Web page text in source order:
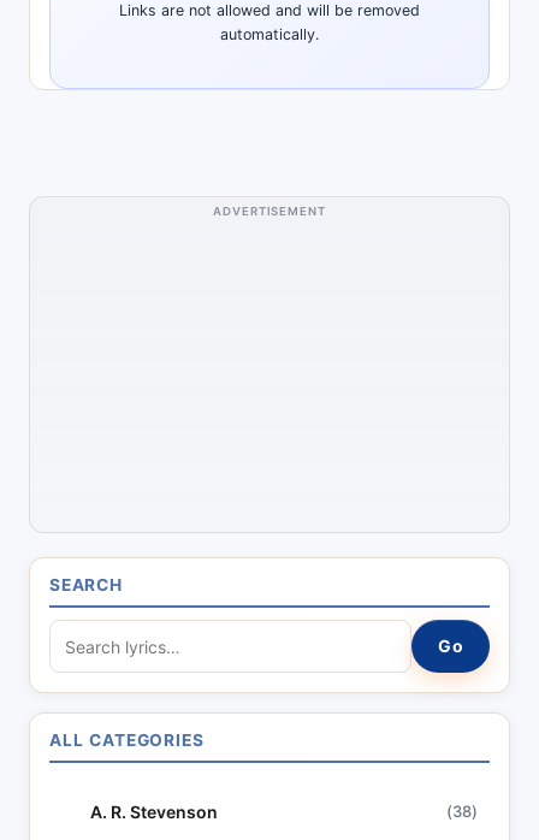
Links are not allowed and will be removed
automatically.
ADVERTISEMENT
SEARCH
e
a
r
c
Go
ALL CATEGORIES
A. R. Stevenson (38)